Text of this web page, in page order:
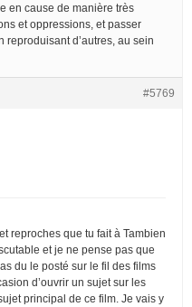
en cause de manière très
et oppressions, et passer
d’autres, au sein
#5769
reproches que tu fait à Tambien
et je ne pense pas que
du le posté sur le fil des films
d’ouvrir un sujet sur les
principal de ce film. Je vais y